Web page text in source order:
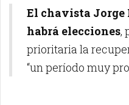
El chavista Jorge
habrá elecciones,
prioritaria la
“un período muy